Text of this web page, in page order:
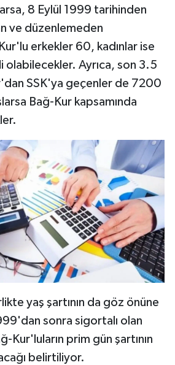
8 Eylül 1999 tarihinden
ve düzenlemeden
erkekler 60, kadınlar ise
olabilecekler. Ayrıca, son 3.5
SSK'ya geçenler de 7200
Bağ-Kur kapsamında
yaş şartının da göz önüne
sonra sigortalı olan
Kur'luların prim gün şartının
belirtiliyor.